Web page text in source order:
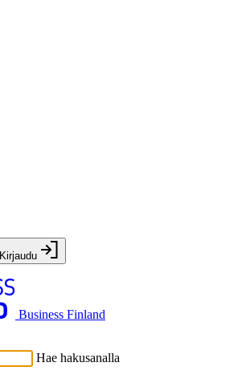
Kirjaudu
Business Finland
Hae hakusanalla